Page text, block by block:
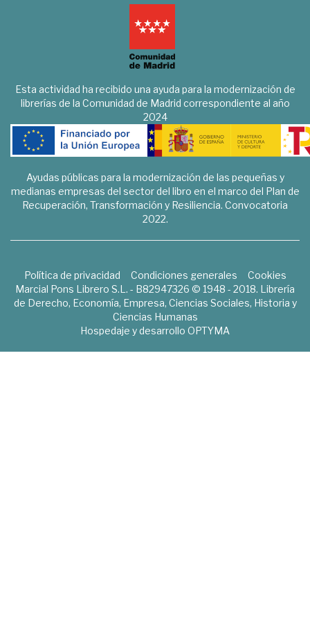
Esta actividad ha recibido una ayuda para la modernización de
librerías de la Comunidad de Madrid correspondiente al año
2024
Ayudas públicas para la modernización de las pequeñas y
medianas empresas del sector del libro en el marco del Plan de
Recuperación, Transformación y Resiliencia. Convocatoria
2022.
Política de privacidad Condiciones generales
Cookies
Marcial Pons Librero S.L. - B82947326 © 1948 - 2018. Librería
de Derecho, Economía, Empresa, Ciencias Sociales, Historia y
Ciencias Humanas
Hospedaje y desarrollo OPTYMA